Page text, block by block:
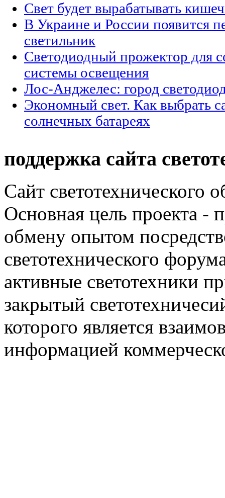
Свет будет вырабатывать
В Украине и России появится
светильник
Светодиодный прожектор для
системы освещения
Лос-Анджелес: город
Экономный свет. Как выбрать
солнечных батареях
поддержка сайта
Сайт светотехнического
Основная цель проекта -
обмену опытом
светотехнического
активные светотехники
закрытый
которого является
информацией